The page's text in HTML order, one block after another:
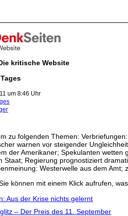
kritische Website
um 8:46 Uhr
zu folgenden Themen:
warnen vor steigender
der Amerikaner; Spekulanten
Staat; Regierung prognostiziert
Westerwelle aus dem
können mit einem Klick aufrufen,
Aus der Krise nichts gelernt
– Der Preis des 11. September